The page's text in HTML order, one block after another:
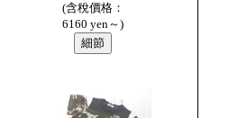
(含稅價格：
6160 yen～)